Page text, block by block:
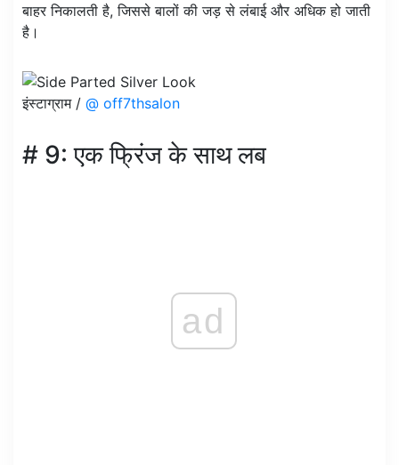
बाहर निकालती है, जिससे बालों की जड़ से लंबाई और अधिक हो जाती
है।
इंस्टाग्राम / @ off7thsalon
# 9: एक फ्रिंज के साथ लब
ad